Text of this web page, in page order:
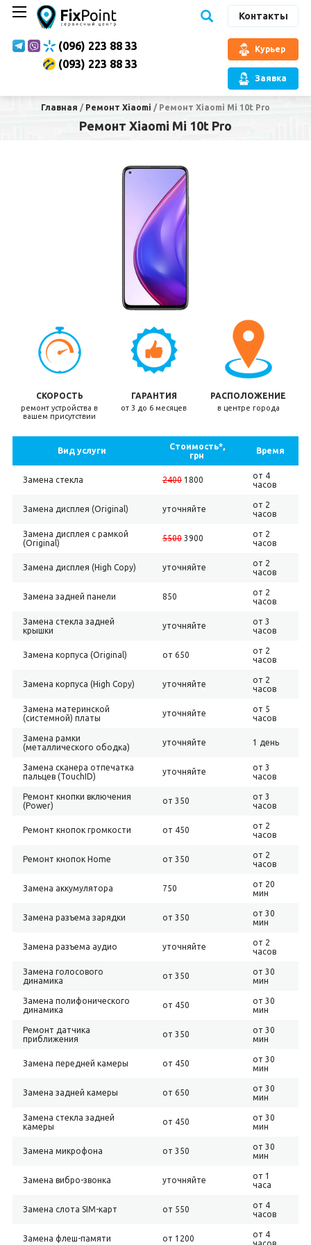
Контакты
(096) 223 88 33
(093) 223 88 33
Курьер
Заявка
Главная / Ремонт Xiaomi / Ремонт Xiaomi Mi 10t Pro
Ремонт Xiaomi Mi 10t Pro
СКОРОСТЬ
ремонт устройства в
вашем присутствии
ГАРАНТИЯ
от 3 до 6 месяцев
РАСПОЛОЖЕНИЕ
в центре города
Вид услуги
Стоимость*,
грн
Время
Замена стекла 24001800
от 4
часов
Замена дисплея (Original) уточняйте
от 2
часов
Замена дисплея с рамкой
(Original)
55003900
от 2
часов
Замена дисплея (High Copy) уточняйте
от 2
часов
Замена задней панели 850
от 2
часов
Замена стекла задней
крышки
уточняйте
от 3
часов
Замена корпуса (Original) от 650
от 2
часов
Замена корпуса (High Copy) уточняйте
от 2
часов
Замена материнской
(системной) платы
уточняйте
от 5
часов
Замена рамки
(металлического ободка)
уточняйте 1 день
Замена сканера отпечатка
пальцев (TouchID)
уточняйте
от 3
часов
Ремонт кнопки включения
(Power)
от 350
от 3
часов
Ремонт кнопок громкости от 450
от 2
часов
Ремонт кнопок Home от 350
от 2
часов
Замена аккумулятора 750
от 20
мин
Замена разъема зарядки от 350
от 30
мин
Замена разъема аудио уточняйте
от 2
часов
Замена голосового
динамика
от 350
от 30
мин
Замена полифонического
динамика
от 450
от 30
мин
Ремонт датчика
приближения
от 350
от 30
мин
Замена передней камеры от 450
от 30
мин
Замена задней камеры от 650
от 30
мин
Замена стекла задней
камеры
от 450
от 30
мин
Замена микрофона от 350
от 30
мин
Замена вибро-звонка уточняйте
от 1
часа
Замена слота SIM-карт от 550
от 4
часов
Замена флеш-памяти от 1200
от 4